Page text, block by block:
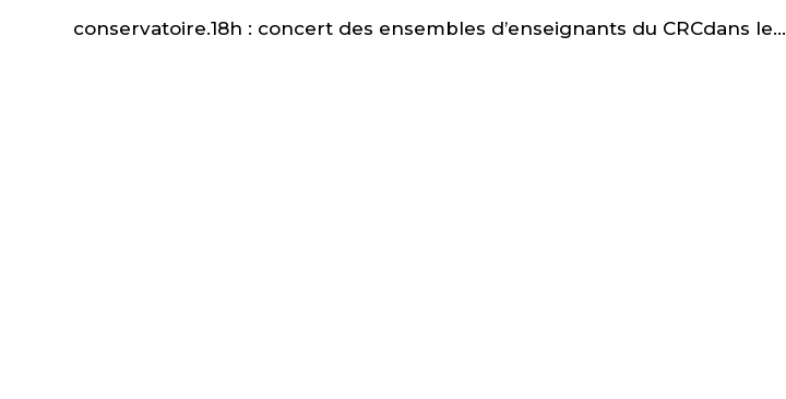
conservatoire.18h : concert des ensembles d’enseignants du CRCdans le...